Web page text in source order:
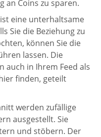
an Coins zu sparen.
eine unterhaltsame
Sie die Beziehung zu
können Sie die
lassen. Die
auch in Ihrem Feed als
finden, geteilt
werden zufällige
ausgestellt. Sie
und stöbern. Der